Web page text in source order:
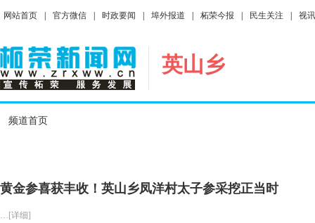
网站首页 官方微信 时政要闻 埠外报道 柘荣今报 民生关注 视
英山乡
频道首页
黄金参喜获丰收！英山乡凤洋村太子参采挖正当时
…[详细]